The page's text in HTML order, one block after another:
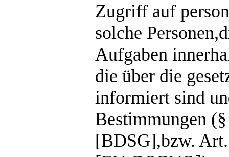
Zugriff auf
solche
Aufgaben
die über die
informiert sind
Bestimmungen
[BDSG],bzw.